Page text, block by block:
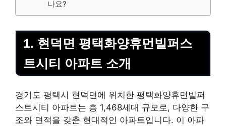
나요?
1. 현덕면 평택화양휴먼빌퍼스
트시티 아파트 소개
경기도 평택시 현덕면에 위치한 평택화양휴먼빌퍼
스트시티 아파트는 총 1,468세대 규모로, 다양한 구
조와 면적을 갖춘 현대적인 아파트입니다. 이 아파